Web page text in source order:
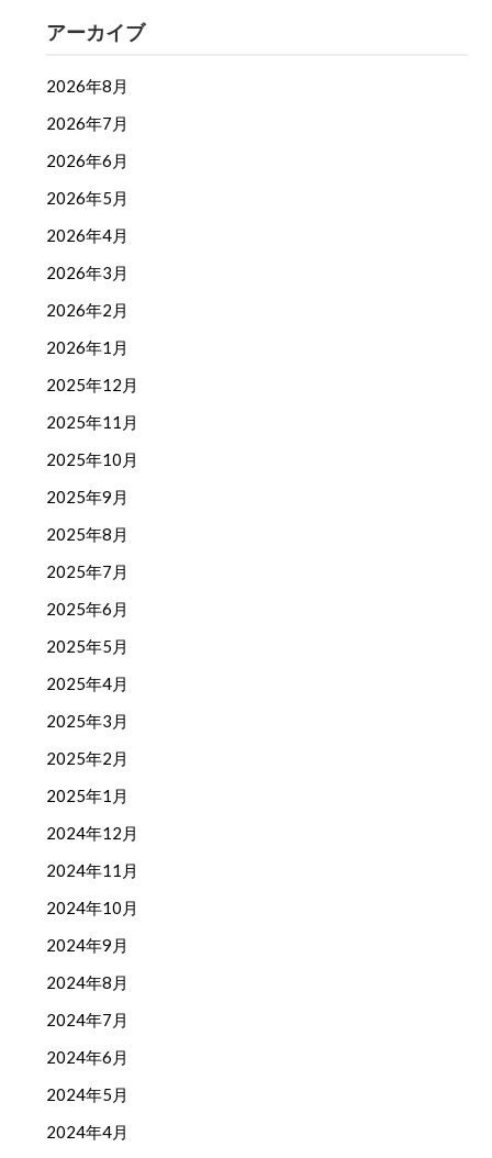
アーカイブ
2026年8月
2026年7月
2026年6月
2026年5月
2026年4月
2026年3月
2026年2月
2026年1月
2025年12月
2025年11月
2025年10月
2025年9月
2025年8月
2025年7月
2025年6月
2025年5月
2025年4月
2025年3月
2025年2月
2025年1月
2024年12月
2024年11月
2024年10月
2024年9月
2024年8月
2024年7月
2024年6月
2024年5月
2024年4月